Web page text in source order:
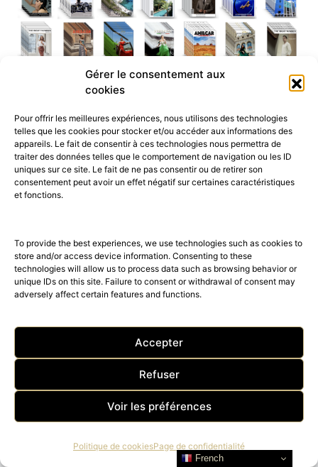
Gérer le consentement aux
cookies
Pour offrir les meilleures expériences, nous utilisons des technologies
telles que les cookies pour stocker et/ou accéder aux informations des
appareils. Le fait de consentir à ces technologies nous permettra de
traiter des données telles que le comportement de navigation ou les ID
uniques sur ce site. Le fait de ne pas consentir ou de retirer son
consentement peut avoir un effet négatif sur certaines caractéristiques
et fonctions.
To provide the best experiences, we use technologies such as cookies to
store and/or access device information. Consenting to these
technologies will allow us to process data such as browsing behavior or
unique IDs on this site. Failure to consent or withdrawal of consent may
adversely affect certain features and functions.
Accepter
Refuser
Voir les préférences
Politique de cookiesPage de confidentialité
French